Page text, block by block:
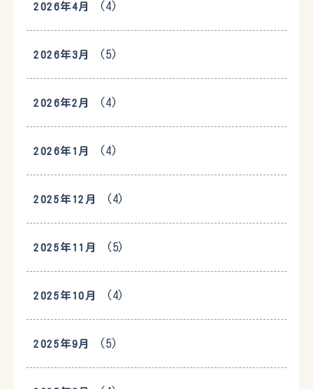
2026年4月 (4)
2026年3月 (5)
2026年2月 (4)
2026年1月 (4)
2025年12月 (4)
2025年11月 (5)
2025年10月 (4)
2025年9月 (5)